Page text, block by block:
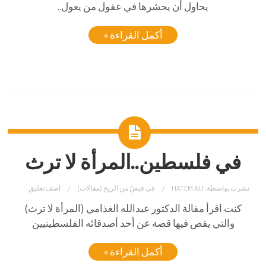
يحاول أن يحشرها في عقول من يعول..
أكمل القراءة »
في فلسطين..المرأة لا ترث
نشرت بواسطة: HATEM ALI في قبضٌ من الريح (مقالات) اضف تعليق
كنت اقرأ مقالة الدكتور عبدالله الغذامي (المرأة لا ترث)
والتي يقص فيها قصة عن أحد أصدقائه الفلسطينيين
أكمل القراءة »